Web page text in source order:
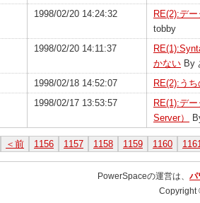
1998/02/20 14:24:32
RE(2):デ
tobby
1998/02/20 14:11:37
かない By
1998/02/18 14:52:07
RE(2):う
1998/02/17 13:53:57
RE(1):デ
Server）
＜前 1156 1157 1158 1159 1160
PowerSpaceの運営は、 パ
Copyright